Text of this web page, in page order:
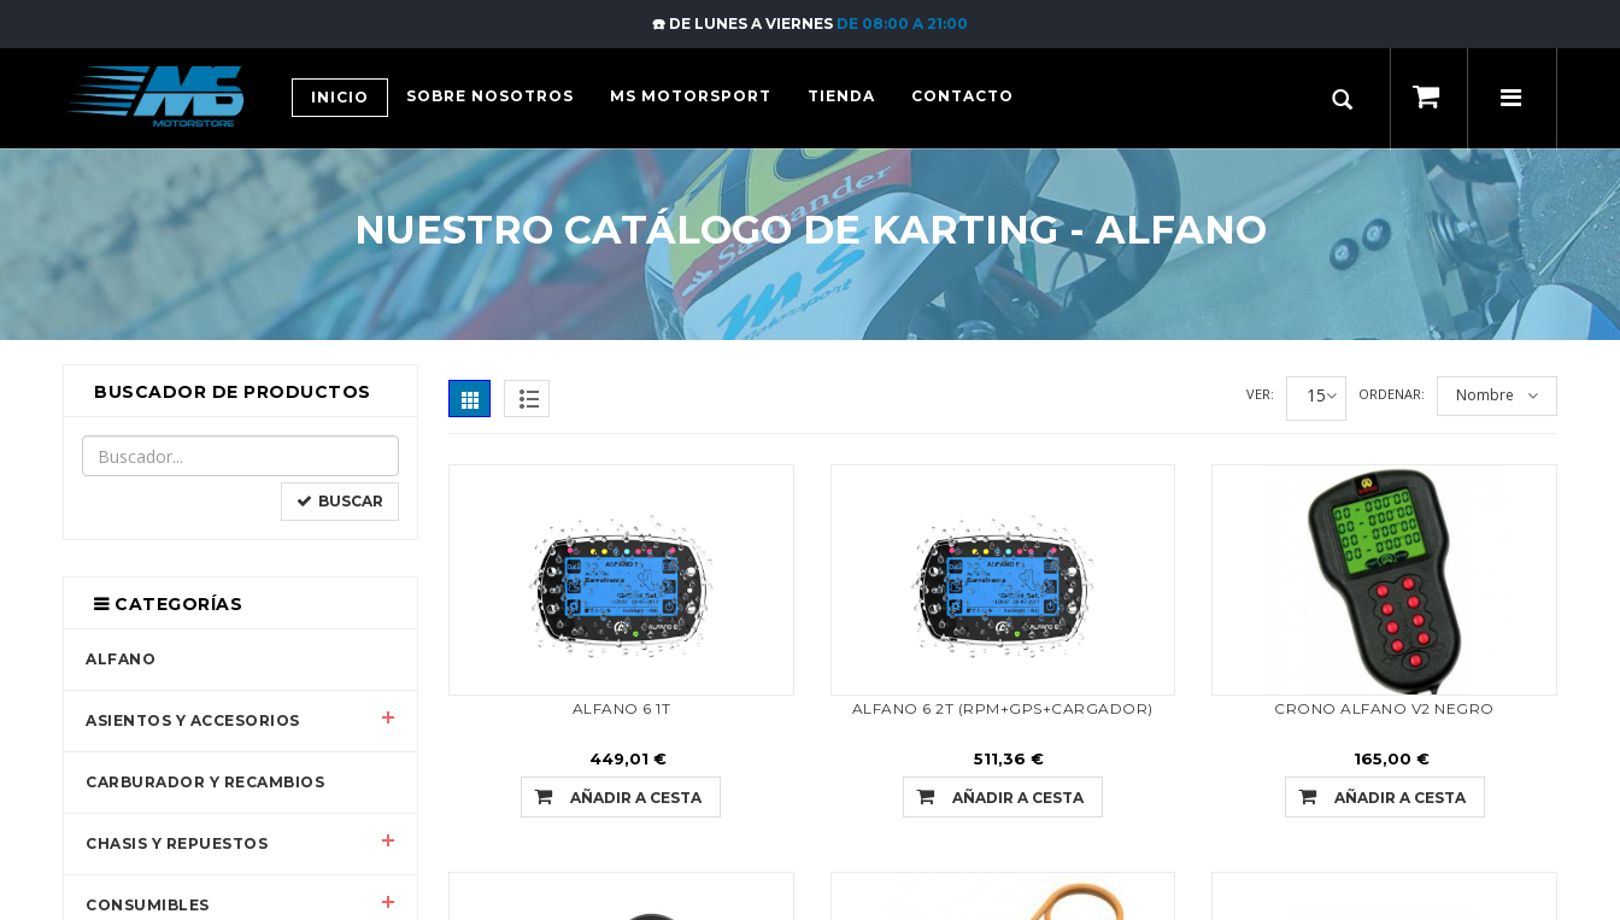
☎️ DE LUNES A VIERNES DE 08:00 A 21:00
INICIO SOBRE NOSOTROS MS MOTORSPORT TIENDA CONTACTO
NUESTRO CATÁLOGO DE KARTING - ALFANO
ORDENAR: Nombre
VER: 15
ALFANO 6 1T
449,01 €
AÑADIR A CESTA
ALFANO 6 2T (RPM+GPS+CARGADOR)
511,36 €
AÑADIR A CESTA
CRONO ALFANO V2 NEGRO
165,00 €
AÑADIR A CESTA
BUSCADOR DE PRODUCTOS
BUSCAR
CATEGORÍAS
ALFANO
ASIENTOS Y ACCESORIOS
CARBURADOR Y RECAMBIOS
CHASIS Y REPUESTOS
CONSUMIBLES